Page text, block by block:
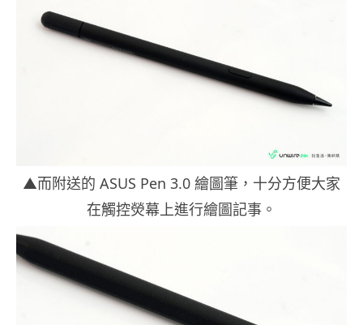
▲而附送的 ASUS Pen 3.0 繪圖筆，十分方便大家
在觸控熒幕上進行繪圖記事。